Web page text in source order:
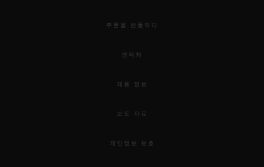
주문을 반품하다
연락처
채용 정보
보도 자료
개인정보 보호